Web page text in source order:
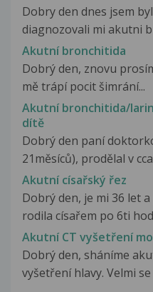
Dobry den dnes jsem
diagnozovali mi akutni
Akutní bronchitida
Dobrý den, znovu
mě trápí pocit šimrání...
Akutní bronchitida/
dítě
Dobrý den paní
21měsíců), prodělal v
Akutní císařský řez
Dobrý den, je mi 36 let
rodila císařem po 6ti
Akutní CT vyšetření
Dobrý den, sháníme
vyšetření hlavy. Velmi